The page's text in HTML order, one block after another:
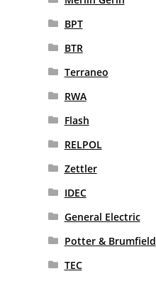
BPT
BTR
Terraneo
RWA
Flash
RELPOL
Zettler
IDEC
General Electric
Potter & Brumfield
TEC